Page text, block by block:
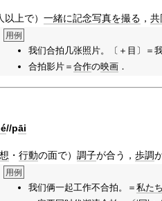
以上で） 一緒に記念写真を撮る ， 共
用例
我们合拍几张照片。〔＋目〕＝
合拍影片＝ 合作の映画 ．
//pāi
・ 行動の面で） 調子が合う， 歩調
用例
我们俩一起工作不合拍。＝ 私たち